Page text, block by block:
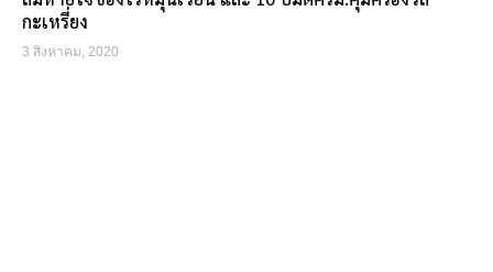
กะเหรี่ยง
3 สิงหาคม, 2020